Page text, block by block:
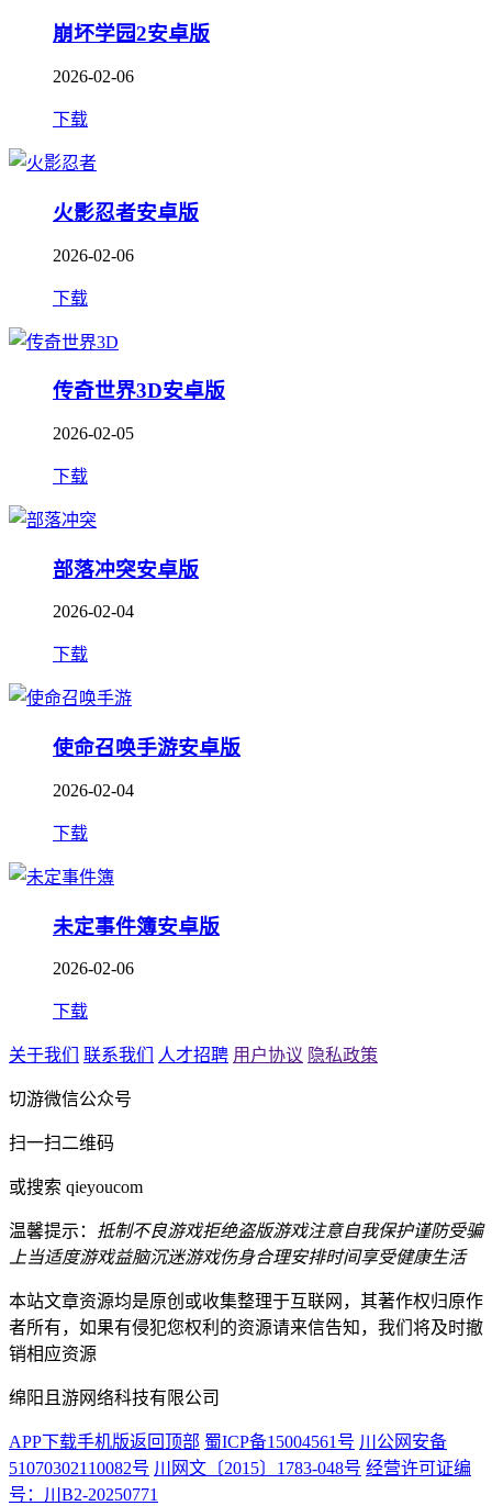
崩坏学园2安卓版
2026-02-06
下载
火影忍者安卓版
2026-02-06
下载
传奇世界3D安卓版
2026-02-05
下载
部落冲突安卓版
2026-02-04
下载
使命召唤手游安卓版
2026-02-04
下载
未定事件簿安卓版
2026-02-06
下载
关于我们 联系我们 人才招聘 用户协议 隐私政策
切游微信公众号
扫一扫二维码
或搜索 qieyoucom
温馨提示： 抵制不良游戏拒绝盗版游戏注意自我保护谨防受骗
上当适度游戏益脑沉迷游戏伤身合理安排时间享受健康生活
本站文章资源均是原创或收集整理于互联网，其著作权归原作
者所有，如果有侵犯您权利的资源请来信告知，我们将及时撤
销相应资源
绵阳且游网络科技有限公司
APP下载手机版返回顶部 蜀ICP备15004561号 川公网安备
51070302110082号 川网文〔2015〕1783-048号 经营许可证编
号：川B2-20250771